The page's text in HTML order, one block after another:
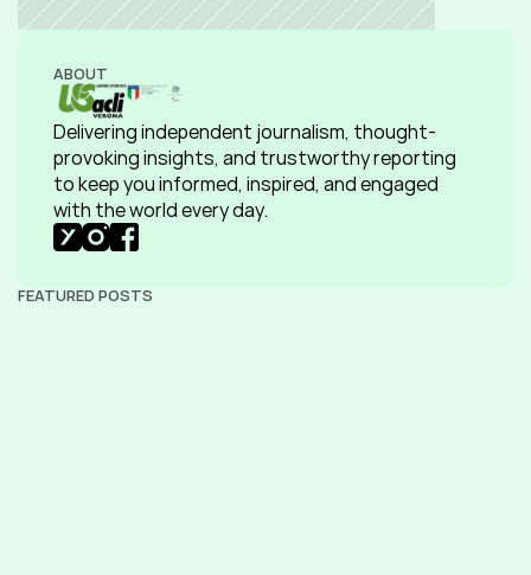
ABOUT
Delivering independent journalism, thought-
provoking insights, and trustworthy reporting
to keep you informed, inspired, and engaged
with the world every day.
FEATURED POSTS